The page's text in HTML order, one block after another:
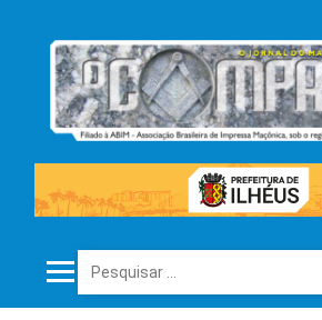
Pesquisar por: